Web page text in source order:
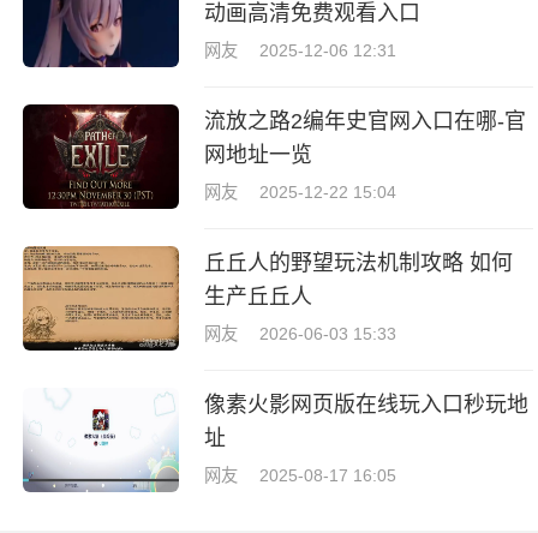
动画高清免费观看入口
网友 2025-12-06 12:31
流放之路2编年史官网入口在哪-官
网地址一览
网友 2025-12-22 15:04
丘丘人的野望玩法机制攻略 如何
生产丘丘人
网友 2026-06-03 15:33
像素火影网页版在线玩入口秒玩地
址
网友 2025-08-17 16:05